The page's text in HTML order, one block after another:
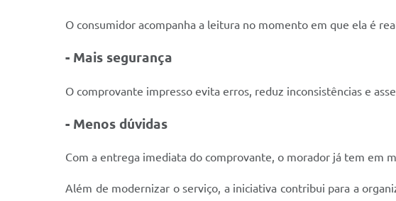
O consumidor acompanha a leitura no momento em que ela é
- Mais segurança
O comprovante impresso evita erros, reduz inconsistências e
- Menos dúvidas
Com a entrega imediata do comprovante, o morador já tem em
Além de modernizar o serviço, a iniciativa contribui para a